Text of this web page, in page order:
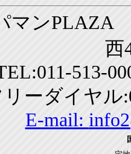
マン
西
513-
リーダイヤル
E-mail: